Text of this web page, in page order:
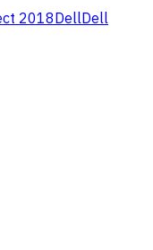
2018DellDell